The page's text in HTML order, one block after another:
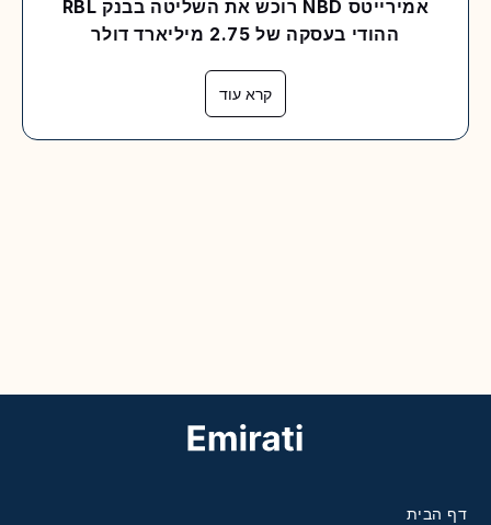
אמירייטס NBD רוכש את השליטה בבנק RBL
ההודי בעסקה של 2.75 מיליארד דולר
קרא עוד
דף הבית